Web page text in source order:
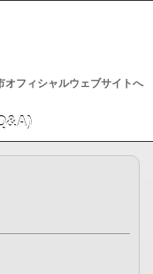
オフィシャルウェブサイトへ